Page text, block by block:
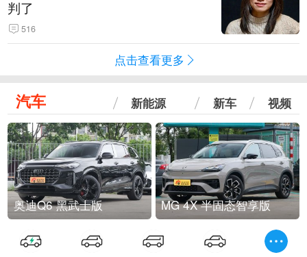
判了
516
点击查看更多
汽车 新能源 新车 视频
奥迪Q6 黑武士版 MG 4X 半固态智享版